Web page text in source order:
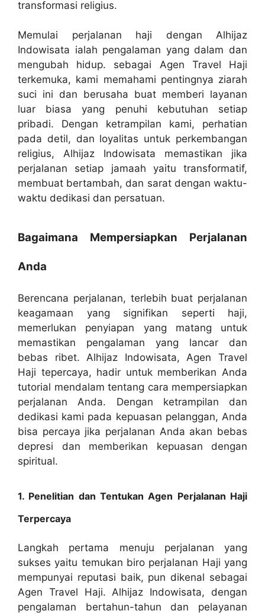
transformasi religius.
Memulai perjalanan haji dengan Alhijaz
Indowisata ialah pengalaman yang dalam dan
mengubah hidup. sebagai Agen Travel Haji
terkemuka, kami memahami pentingnya ziarah
suci ini dan berusaha buat memberi layanan
luar biasa yang penuhi kebutuhan setiap
pribadi. Dengan ketrampilan kami, perhatian
pada detil, dan loyalitas untuk perkembangan
religius, Alhijaz Indowisata memastikan jika
perjalanan setiap jamaah yaitu transformatif,
membuat bertambah, dan sarat dengan waktu-
waktu dedikasi dan persatuan.
Bagaimana Mempersiapkan Perjalanan
Anda
Berencana perjalanan, terlebih buat perjalanan
keagamaan yang signifikan seperti haji,
memerlukan penyiapan yang matang untuk
memastikan pengalaman yang lancar dan
bebas ribet. Alhijaz Indowisata, Agen Travel
Haji tepercaya, hadir untuk memberikan Anda
tutorial mendalam tentang cara mempersiapkan
perjalanan Anda. Dengan ketrampilan dan
dedikasi kami pada kepuasan pelanggan, Anda
bisa percaya jika perjalanan Anda akan bebas
depresi dan memberikan kepuasan dengan
spiritual.
1. Penelitian dan Tentukan Agen Perjalanan Haji
Terpercaya
Langkah pertama menuju perjalanan yang
sukses yaitu temukan biro perjalanan Haji yang
mempunyai reputasi baik, pun dikenal sebagai
Agen Travel Haji. Alhijaz Indowisata, dengan
pengalaman bertahun-tahun dan pelayanan